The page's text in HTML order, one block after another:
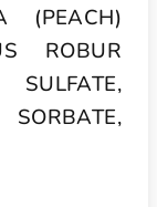
(PEACH)
ROBUR